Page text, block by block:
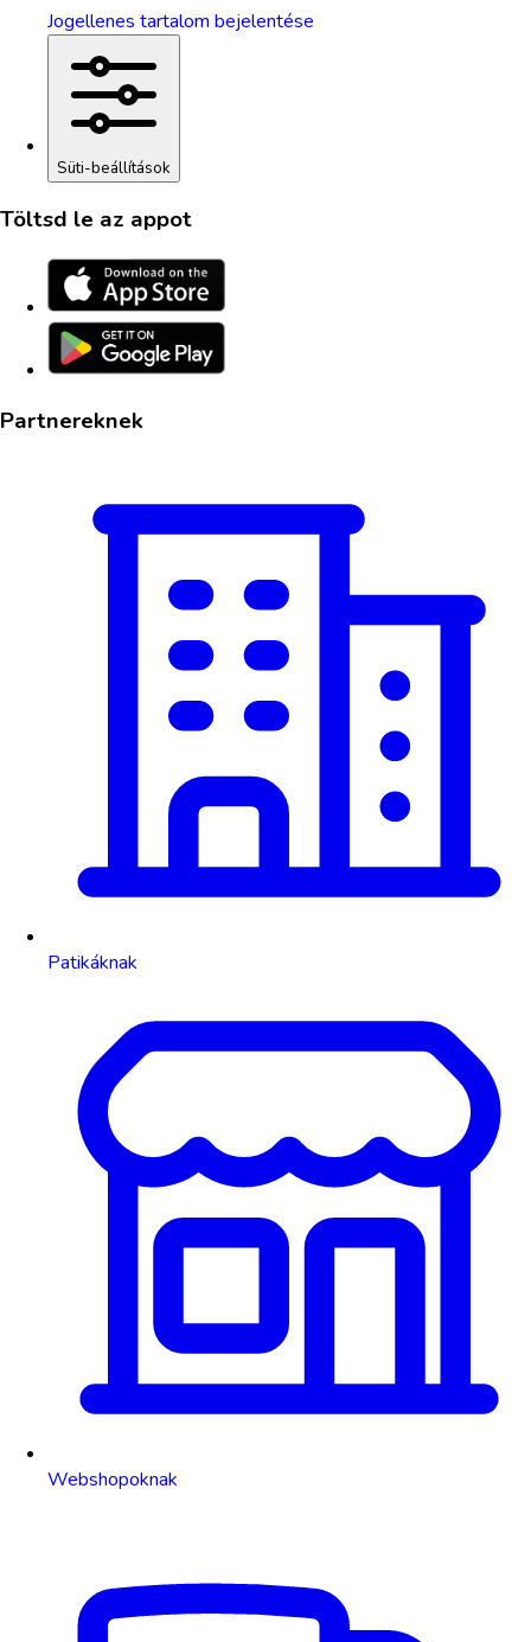
Jogellenes tartalom bejelentése
Süti-beállítások
Töltsd le az appot
Partnereknek
Patikáknak
Webshopoknak